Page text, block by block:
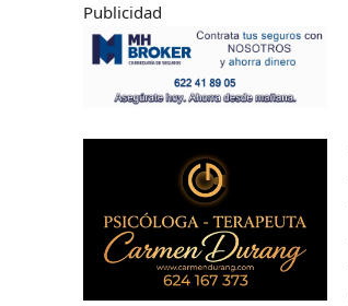
Publicidad